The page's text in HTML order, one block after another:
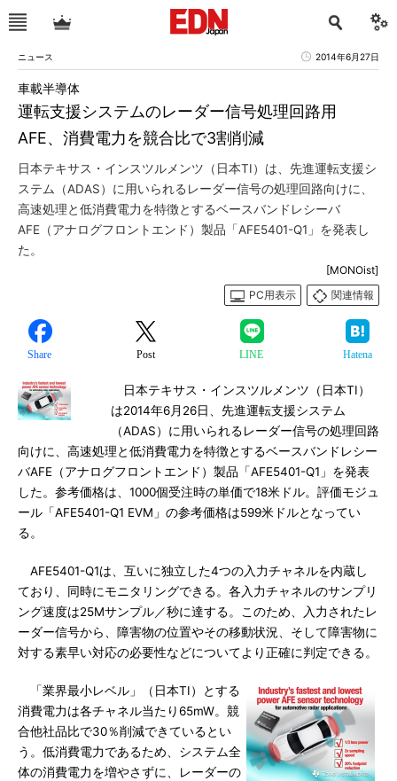
ニュース 2014年6月27日
運転支援システムのレーダー信号処理回路用
AFE、消費電力を競合比で3割削減
車載半導体
日本テキサス・インスツルメンツ（日本TI）は、先進運転支援シ
ステム（ADAS）に用いられるレーダー信号の処理回路向けに、
高速処理と低消費電力を特徴とするベースバンドレシーバ
AFE（アナログフロントエンド）製品「AFE5401-Q1」を発表し
た。
[MONOist]
PC用表示
関連情報
Share Post LINE Hatena
日本テキサス・インスツルメンツ（日本TI）
は2014年6月26日、先進運転支援システム
（ADAS）に用いられるレーダー信号の処理回路
向けに、高速処理と低消費電力を特徴とするベースバンドレシー
バAFE（アナログフロントエンド）製品「AFE5401-Q1」を発表
した。参考価格は、1000個受注時の単価で18米ドル。評価モジュ
ール「AFE5401-Q1 EVM」の参考価格は599米ドルとなってい
る。
AFE5401-Q1は、互いに独立した4つの入力チャネルを内蔵し
ており、同時にモニタリングできる。各入力チャネルのサンプリ
ング速度は25Mサンプル／秒に達する。このため、入力されたレ
ーダー信号から、障害物の位置やその移動状況、そして障害物に
対する素早い対応の必要性などについてより正確に判定できる。
「業界最小レベル」（日本TI）とする
消費電力は各チャネル当たり65mW。競
合他社品比で30％削減できているとい
う。低消費電力であるため、システム全
体の消費電力を増やさずに、レーダーの